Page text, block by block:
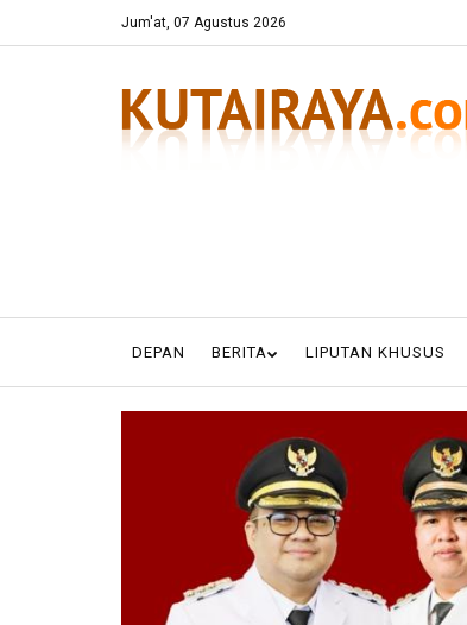
Jum'at, 07 Agustus 2026
DEPAN BERITA LIPUTAN KHUSUS